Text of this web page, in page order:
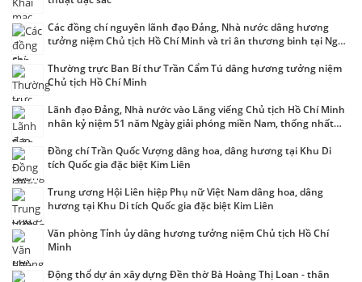
Các đồng chí nguyên lãnh đạo Đảng, Nhà nước dâng hương
tưởng niệm Chủ tịch Hồ Chí Minh và tri ân thương binh tại Nghệ
Thường trực Ban Bí thư Trần Cẩm Tú dâng hương tưởng niệm
Chủ tịch Hồ Chí Minh
Lãnh đạo Đảng, Nhà nước vào Lăng viếng Chủ tịch Hồ Chí Minh
nhân kỷ niệm 51 năm Ngày giải phóng miền Nam, thống nhất
Đồng chí Trần Quốc Vượng dâng hoa, dâng hương tại Khu Di
tích Quốc gia đặc biệt Kim Liên
Trung ương Hội Liên hiệp Phụ nữ Việt Nam dâng hoa, dâng
hương tại Khu Di tích Quốc gia đặc biệt Kim Liên
Văn phòng Tỉnh ủy dâng hương tưởng niệm Chủ tịch Hồ Chí
Minh
Động thổ dự án xây dựng Đền thờ Bà Hoàng Thị Loan - thân